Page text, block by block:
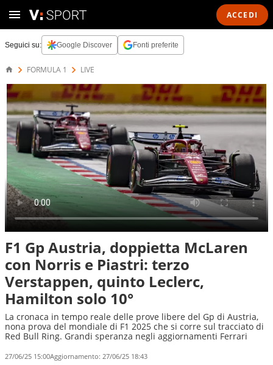
ACCEDI
Seguici su: Google Discover Fonti preferite
FORMULA 1 LIVE
F1 Gp Austria, doppietta McLaren
con Norris e Piastri: terzo
Verstappen, quinto Leclerc,
Hamilton solo 10°
La cronaca in tempo reale delle prove libere del Gp di Austria,
nona prova del mondiale di F1 2025 che si corre sul tracciato di
Red Bull Ring. Grandi speranza negli aggiornamenti Ferrari
27/06/25 15:00Aggiornamento: 27/06/25 18:43